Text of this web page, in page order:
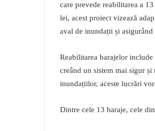
care prevede reabilitarea a
lei, acest proiect vizează
aval de inundații și
Reabilitarea barajelor
creând un sistem mai sigur
inundațiilor, aceste lucrări
Dintre cele 13 baraje, cele